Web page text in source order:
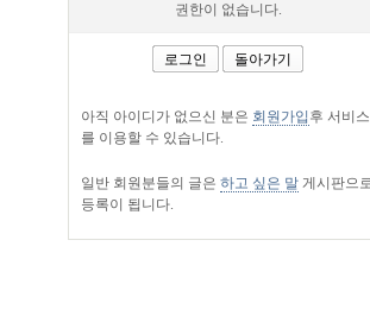
권한이 없습니다.
로그인 돌아가기
아직 아이디가 없으신 분은 회원가입후 서비스
를 이용할 수 있습니다.
일반 회원분들의 글은 하고 싶은 말게시판으로
등록이 됩니다.